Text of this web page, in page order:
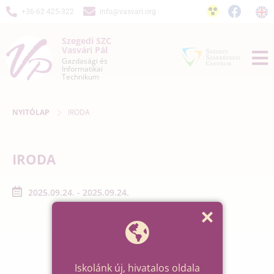
+36-62 425-322 info@vasvari.org
Szegedi SZC
Vasvári Pál
Gazdasági és
Informatikai
Technikum
NYITÓLAP IRODA
IRODA
2025.09.24. - 2025.09.24.
Iskolánk új, hivatalos oldala